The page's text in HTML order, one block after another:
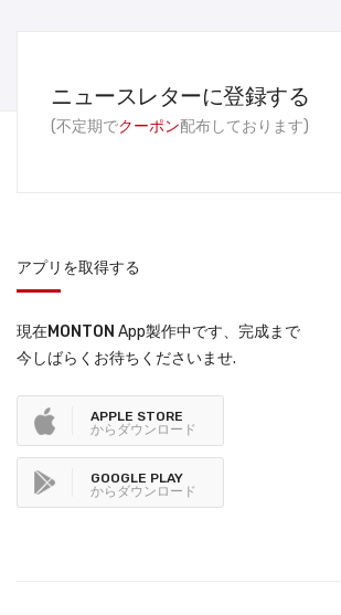
ニュースレターに登録する
(不定期でクーポン配布しております)
アプリを取得する
現在MONTON App製作中です、完成まで
今しばらくお待ちくださいませ.
APPLE STORE
からダウンロード
GOOGLE PLAY
からダウンロード